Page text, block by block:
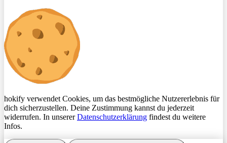
hokify verwendet Cookies, um das bestmögliche Nutzererlebnis für
dich sicherzustellen. Deine Zustimmung kannst du jederzeit
widerrufen. In unsererDatenschutzerklärung findest du weitere
Infos.